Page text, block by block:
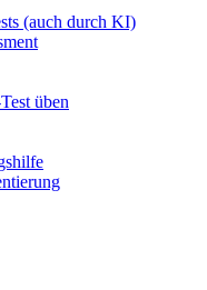
(auch durch KI)
üben